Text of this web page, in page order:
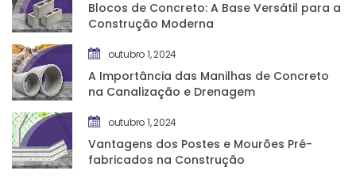
Blocos de Concreto: A Base Versátil para a
Construção Moderna
outubro 1, 2024
A Importância das Manilhas de Concreto
na Canalização e Drenagem
outubro 1, 2024
Vantagens dos Postes e Mourões Pré-
fabricados na Construção